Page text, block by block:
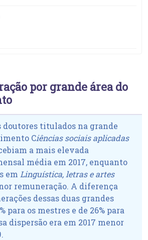
por grande área do
doutores titulados na grande
Ciências sociais aplicadas
a mais elevada
média em 2017, enquanto
em Linguística, letras e artes
remuneração. A diferença
dessas duas grandes
para os mestres e de 26% para
dispersão era em 2017 menor